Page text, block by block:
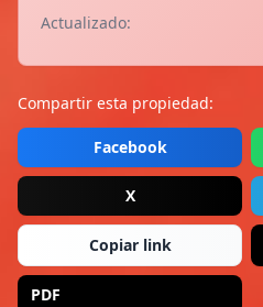
Actualizado:
Compartir esta propiedad:
Facebook
X
Copiar link
PDF